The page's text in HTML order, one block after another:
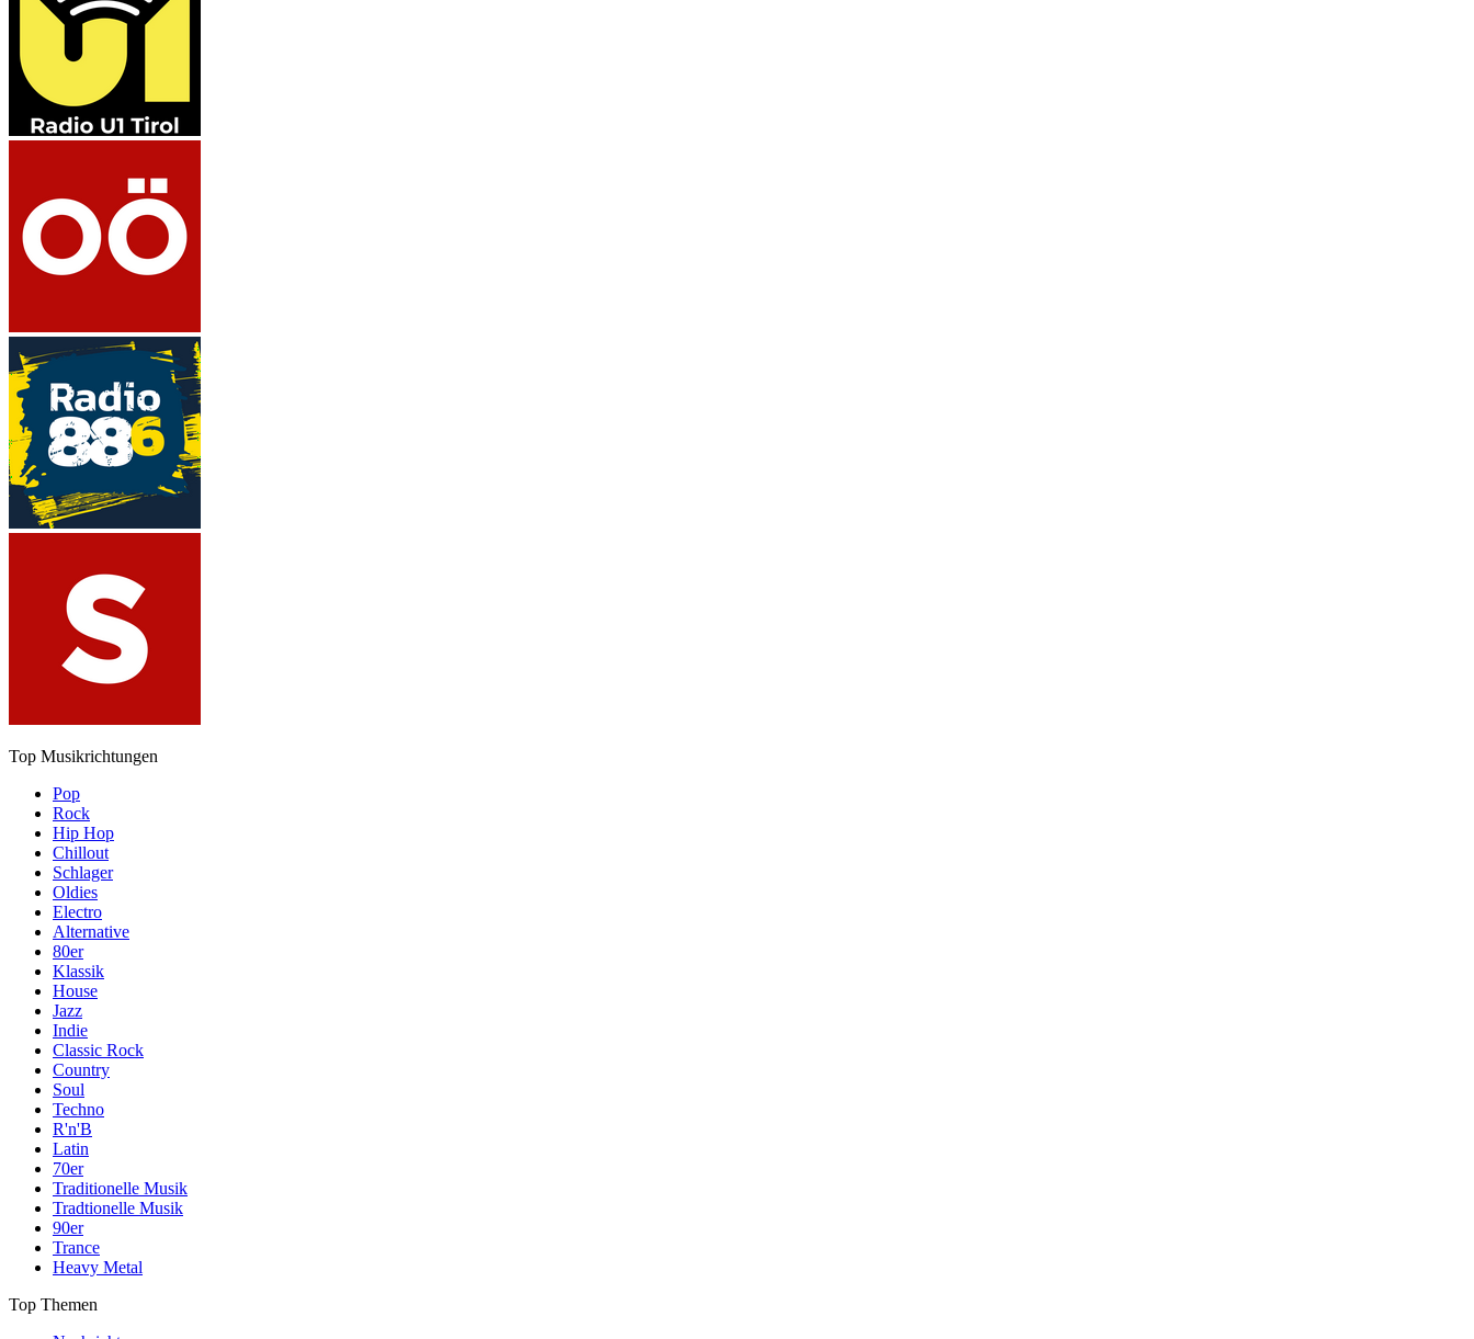
Top Musikrichtungen
Pop
Rock
Hip Hop
Chillout
Schlager
Oldies
Electro
Alternative
80er
Klassik
House
Jazz
Indie
Classic Rock
Country
Soul
Techno
R'n'B
Latin
70er
Traditionelle Musik
Tradtionelle Musik
90er
Trance
Heavy Metal
Top Themen